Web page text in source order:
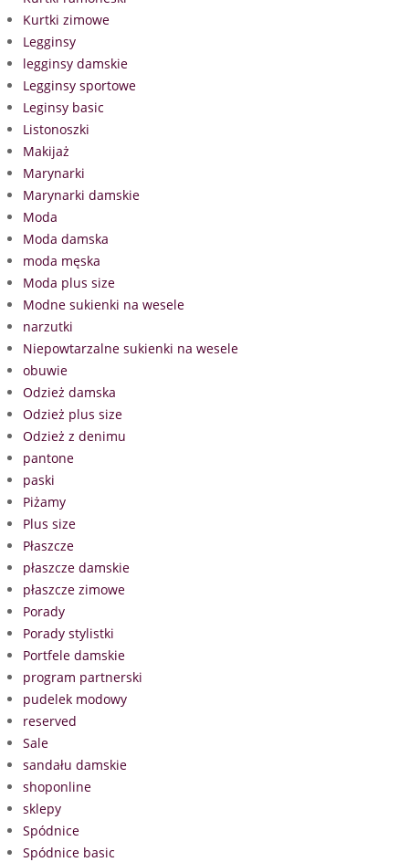
Kurtki zimowe
Legginsy
legginsy damskie
Legginsy sportowe
Leginsy basic
Listonoszki
Makijaż
Marynarki
Marynarki damskie
Moda
Moda damska
moda męska
Moda plus size
Modne sukienki na wesele
narzutki
Niepowtarzalne sukienki na wesele
obuwie
Odzież damska
Odzież plus size
Odzież z denimu
pantone
paski
Piżamy
Plus size
Płaszcze
płaszcze damskie
płaszcze zimowe
Porady
Porady stylistki
Portfele damskie
program partnerski
pudelek modowy
reserved
Sale
sandału damskie
shoponline
sklepy
Spódnice
Spódnice basic